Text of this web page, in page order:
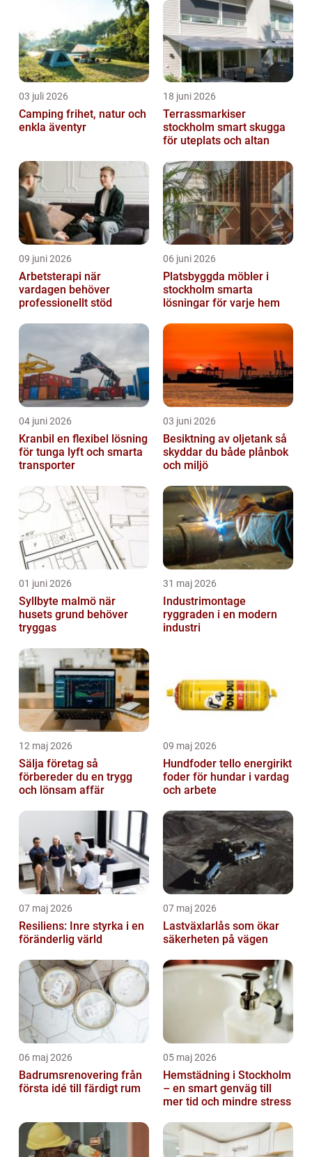
03 juli 2026
Camping frihet, natur och
enkla äventyr
18 juni 2026
Terrassmarkiser
stockholm smart skugga
för uteplats och altan
09 juni 2026
Arbetsterapi när
vardagen behöver
professionellt stöd
06 juni 2026
Platsbyggda möbler i
stockholm smarta
lösningar för varje hem
04 juni 2026
Kranbil en flexibel lösning
för tunga lyft och smarta
transporter
03 juni 2026
Besiktning av oljetank så
skyddar du både plånbok
och miljö
01 juni 2026
Syllbyte malmö när
husets grund behöver
tryggas
31 maj 2026
Industrimontage
ryggraden i en modern
industri
12 maj 2026
Sälja företag så
förbereder du en trygg
och lönsam affär
09 maj 2026
Hundfoder tello energirikt
foder för hundar i vardag
och arbete
07 maj 2026
Resiliens: Inre styrka i en
föränderlig värld
07 maj 2026
Lastväxlarlås som ökar
säkerheten på vägen
06 maj 2026
Badrumsrenovering från
första idé till färdigt rum
05 maj 2026
Hemstädning i Stockholm
– en smart genväg till
mer tid och mindre stress